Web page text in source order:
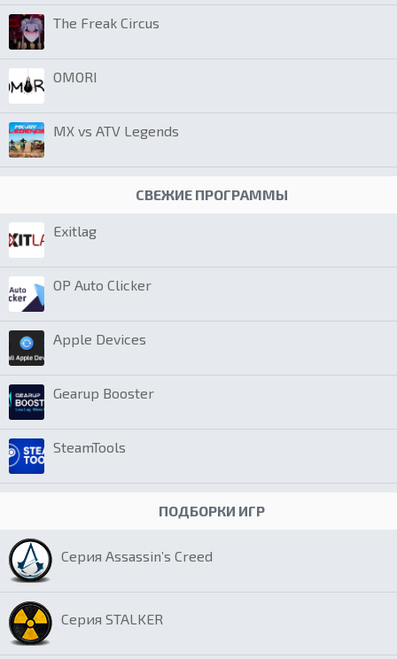
The Freak Circus
OMORI
MX vs ATV Legends
СВЕЖИЕ ПРОГРАММЫ
Exitlag
OP Auto Clicker
Apple Devices
Gearup Booster
SteamTools
ПОДБОРКИ ИГР
Серия Assassin’s Creed
Серия STALKER